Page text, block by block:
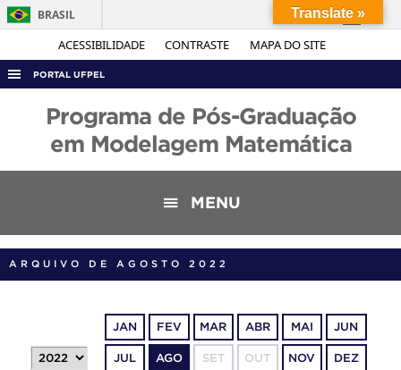
ACESSIBILIDADE CONTRASTE MAPA DO SITE
BRASIL
Simplifique!
Acesso à informação
Legislação
PORTAL UFPEL
TELEFONES
Programa de Pós-Graduação
em Modelagem Matemática
MENU
ARQUIVO DE AGOSTO 2022
JAN FEV MAR ABR MAI JUN
JUL AGO SET OUT NOV DEZ
Translate »